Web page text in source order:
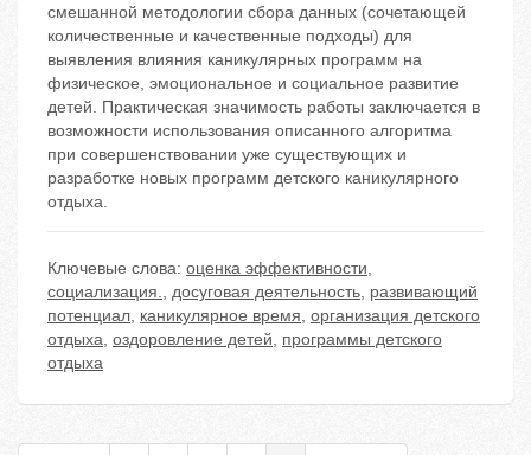
смешанной методологии сбора данных (сочетающей
количественные и качественные подходы) для
выявления влияния каникулярных программ на
физическое, эмоциональное и социальное развитие
детей. Практическая значимость работы заключается в
возможности использования описанного алгоритма
при совершенствовании уже существующих и
разработке новых программ детского каникулярного
отдыха.
Ключевые слова: оценка эффективности,
социализация., досуговая деятельность, развивающий
потенциал, каникулярное время, организация детского
отдыха, оздоровление детей, программы детского
отдыха